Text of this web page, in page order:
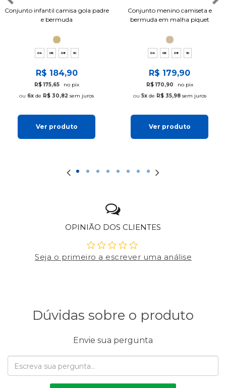
Conjunto infantil camisa gola padre
e bermuda
04 06 08 10
R$ 184,90
R$ 175,65
no pix
6x de R$ 30,82 sem juros
Ver produto
Conjunto menino camiseta e
bermuda em malha piquet
04 06 08 10
R$ 179,90
R$ 170,90
no pix
5xde R$ 35,98sem juros
Ver produto
OPINIÃO DOS CLIENTES
Seja o primeiro a escrever uma análise
Dúvidas sobre o produto
Envie sua pergunta